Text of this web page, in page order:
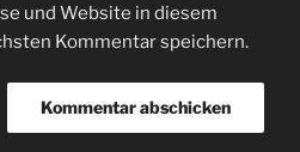
und Website in diesem
Kommentar speichern.